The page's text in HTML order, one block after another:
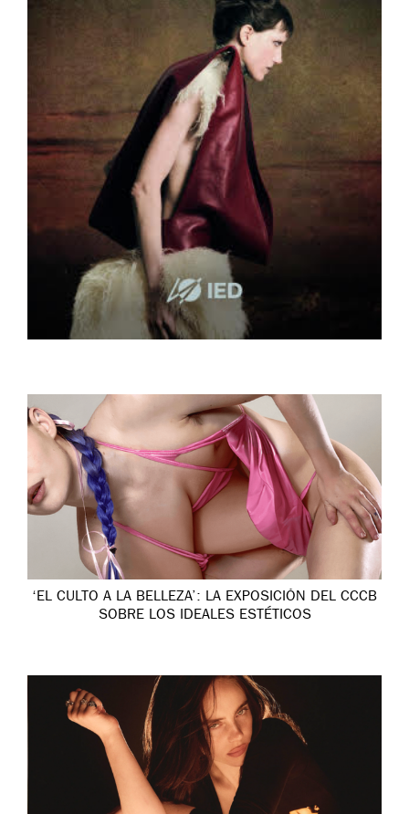
‘EL CULTO A LA BELLEZA’: LA EXPOSICIÓN DEL CCCB
SOBRE LOS IDEALES ESTÉTICOS